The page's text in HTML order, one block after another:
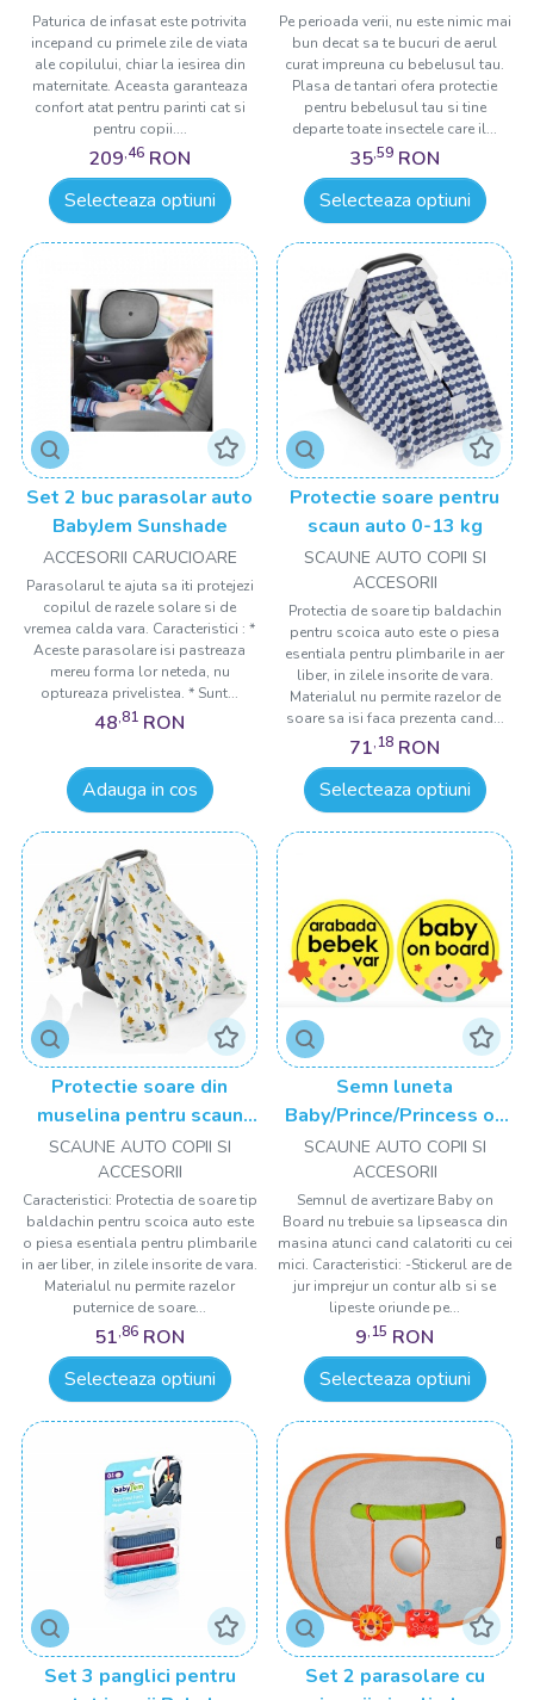
Paturica de infasat este potrivita
incepand cu primele zile de viata
ale copilului, chiar la iesirea din
maternitate. Aceasta garanteaza
confort atat pentru parinti cat si
pentru copii....
209,46 RON
Selecteaza optiuni
Pe perioada verii, nu este nimic mai
bun decat sa te bucuri de aerul
curat impreuna cu bebelusul tau.
Plasa de tantari ofera protectie
pentru bebelusul tau si tine
departe toate insectele care il...
35,59 RON
Selecteaza optiuni
Set 2 buc parasolar auto
BabyJem Sunshade
ACCESORII CARUCIOARE
Parasolarul te ajuta sa iti protejezi
copilul de razele solare si de
vremea calda vara. Caracteristici : *
Aceste parasolare isi pastreaza
mereu forma lor neteda, nu
optureaza privelistea. * Sunt...
48,81 RON
Adauga in cos
Protectie soare pentru
scaun auto 0-13 kg
SCAUNE AUTO COPII SI
ACCESORII
Protectia de soare tip baldachin
pentru scoica auto este o piesa
esentiala pentru plimbarile in aer
liber, in zilele insorite de vara.
Materialul nu permite razelor de
soare sa isi faca prezenta cand...
71,18 RON
Selecteaza optiuni
Protectie soare din
muselina pentru scaun
auto 0-13 kg
SCAUNE AUTO COPII SI
ACCESORII
Caracteristici: Protectia de soare tip
baldachin pentru scoica auto este
o piesa esentiala pentru plimbarile
in aer liber, in zilele insorite de vara.
Materialul nu permite razelor
puternice de soare...
51,86 RON
Selecteaza optiuni
Semn luneta
Baby/Prince/Princess on
board cu ventuza
SCAUNE AUTO COPII SI
ACCESORII
Semnul de avertizare Baby on
Board nu trebuie sa lipseasca din
masina atunci cand calatoriti cu cei
mici. Caracteristici: -Stickerul are de
jur imprejur un contur alb si se
lipeste oriunde pe...
9,15 RON
Selecteaza optiuni
Set 3 panglici pentru
Set 2 parasolare cu